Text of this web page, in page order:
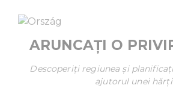
ARUNCAȚI O
Descoperiți regiunea și
ajutorul unei hărți.